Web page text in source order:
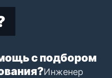
с подбором
Инженер